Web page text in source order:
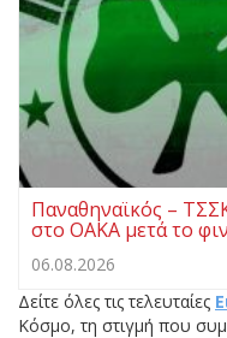
Παναθηναϊκός –
στο ΟΑΚΑ μετά το
06.08.2026
Δείτε όλες τις τελευταίες
Κόσμο, τη στιγμή που